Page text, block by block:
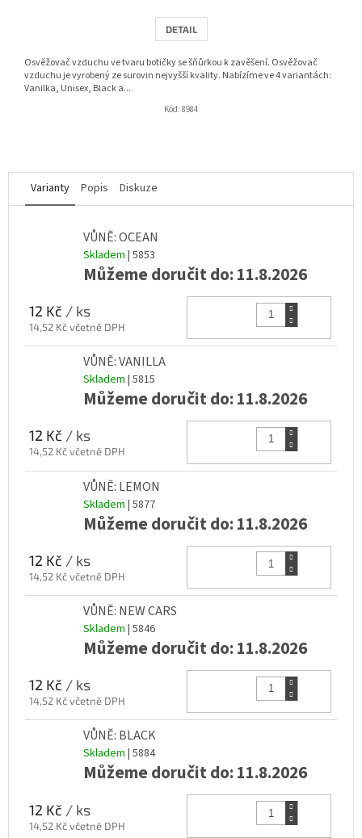
5
hvězdiček.
DETAIL
Osvěžovač vzduchu ve tvaru botičky se šňůrkou k zavěšení. Osvěžovač
vzduchu je vyrobený ze surovin nejvyšší kvality. Nabízíme ve 4 variantách:
Vanilka, Unisex, Black a...
Kód: 8984
Varianty Popis Diskuze
VŮNĚ: OCEAN
Skladem | 5853
Můžeme doručit do: 11.8.2026
12 Kč / ks
14,52 Kč včetně DPH
VŮNĚ: VANILLA
Skladem | 5815
Můžeme doručit do: 11.8.2026
12 Kč / ks
14,52 Kč včetně DPH
VŮNĚ: LEMON
Skladem | 5877
Můžeme doručit do: 11.8.2026
12 Kč / ks
14,52 Kč včetně DPH
VŮNĚ: NEW CARS
Skladem | 5846
Můžeme doručit do: 11.8.2026
12 Kč / ks
14,52 Kč včetně DPH
VŮNĚ: BLACK
Skladem | 5884
Můžeme doručit do: 11.8.2026
12 Kč / ks
14,52 Kč včetně DPH